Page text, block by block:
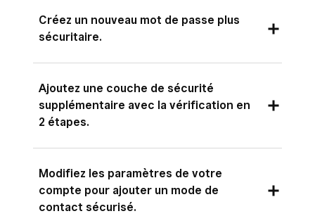
Créez un nouveau mot de passe plus
sécuritaire.
celui de votre courriel, de votre compte
bancaire ou de votre compte sur un site de
vente en ligne? Si c’est le cas et que l’un de ces
systèmes est piraté, votre compte Square est
immédiatement vulnérable et accessible.
N’importe qui peut deviner des combinaisons
courantes de mots de passe trop simples.
Ajoutez une couche de sécurité
supplémentaire avec la vérification en
2 étapes.
renforcer la sécurité de votre compte Square
en le protégeant des accès non autorisés.
Modifiez les paramètres de votre
compte pour ajouter un mode de
contact sécurisé.